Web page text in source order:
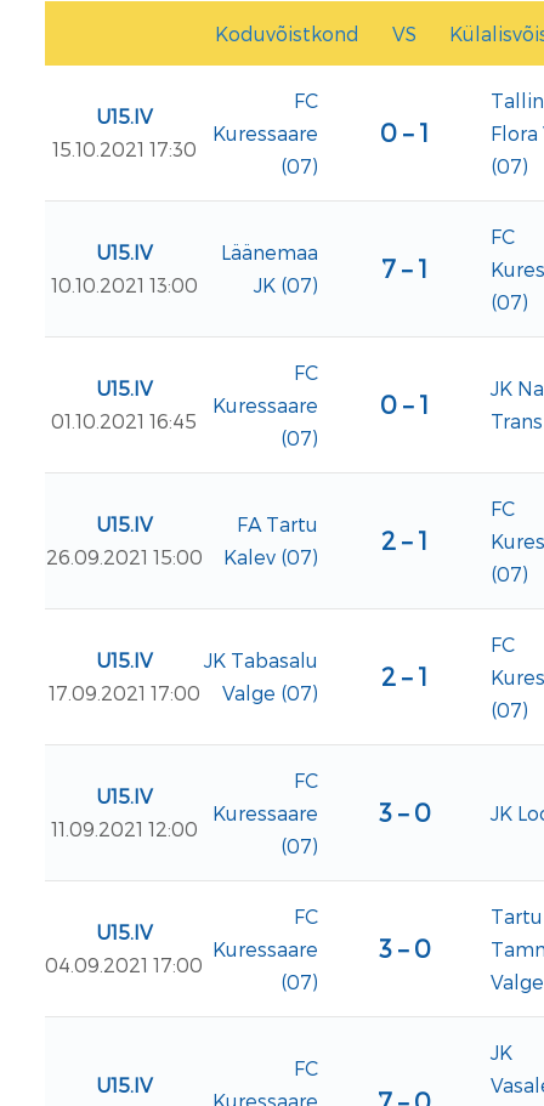
Koduvõistkond VS
U15.IV
15.10.2021 17:30
FC
Kuressaare
(07)
0 – 1
Flora
(07)
U15.IV
10.10.2021 13:00
Läänemaa
JK (07)
7 – 1
FC
(07)
U15.IV
01.10.2021 16:45
FC
Kuressaare
(07)
0 – 1
JK
U15.IV
26.09.2021 15:00
FA Tartu
Kalev (07)
2 – 1
FC
(07)
U15.IV
17.09.2021 17:00
JK Tabasalu
Valge (07)
2 – 1
FC
(07)
U15.IV
11.09.2021 12:00
FC
Kuressaare
(07)
3 – 0 JK
U15.IV
04.09.2021 17:00
FC
Kuressaare
(07)
3 – 0
U15.IV
FC
Kuressaare
JK